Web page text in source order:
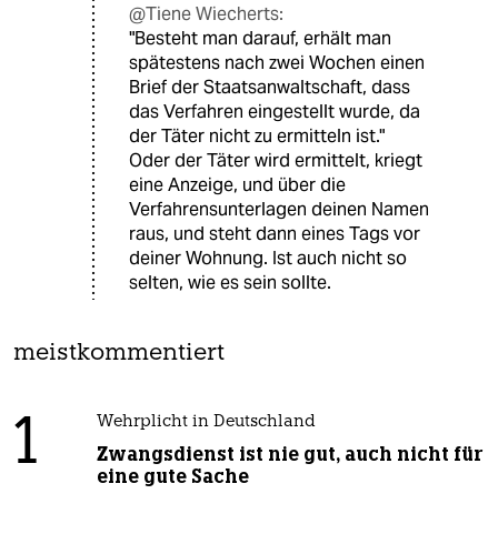
@Tiene Wiecherts:
"Besteht man darauf, erhält man
spätestens nach zwei Wochen einen
Brief der Staatsanwaltschaft, dass
das Verfahren eingestellt wurde, da
der Täter nicht zu ermitteln ist."
Oder der Täter wird ermittelt, kriegt
eine Anzeige, und über die
Verfahrensunterlagen deinen Namen
raus, und steht dann eines Tags vor
deiner Wohnung. Ist auch nicht so
selten, wie es sein sollte.
meistkommentiert
1 Wehrplicht in Deutschland
Zwangsdienst ist nie gut, auch nicht für
eine gute Sache